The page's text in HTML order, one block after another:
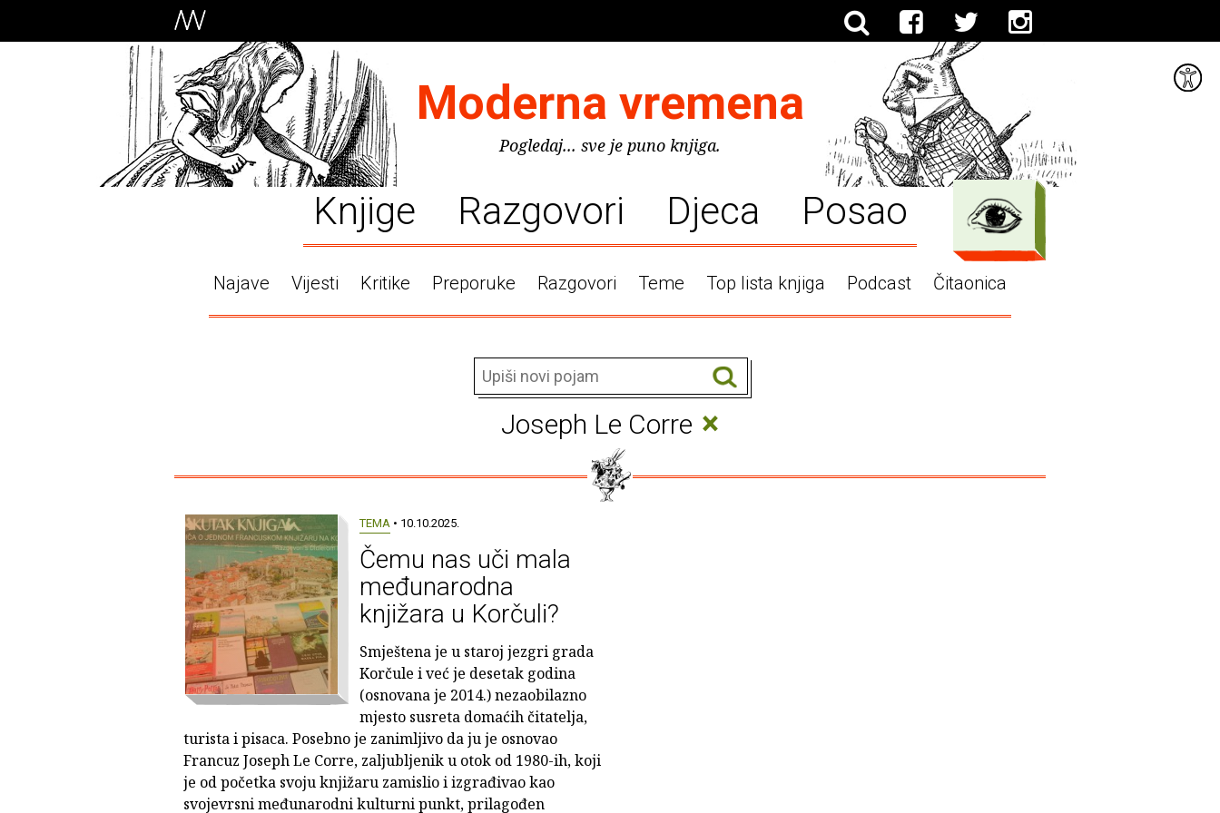
Moderna vremena
Pogledaj... sve je puno knjiga.
Knjige Razgovori Djeca Posao
Najave Vijesti Kritike Preporuke Razgovori Teme Top lista knjiga Podcast Čitaonica
Joseph Le Corre ×
TEMA • 10.10.2025.
Čemu nas uči mala
međunarodna
knjižara u Korčuli?
Smještena je u staroj jezgri grada
Korčule i već je desetak godina
(osnovana je 2014.) nezaobilazno
mjesto susreta domaćih čitatelja,
turista i pisaca. Posebno je zanimljivo da ju je osnovao
Francuz Joseph Le Corre, zaljubljenik u otok od 1980-ih, koji
je od početka svoju knjižaru zamislio i izgrađivao kao
svojevrsni međunarodni kulturni punkt, prilagođen